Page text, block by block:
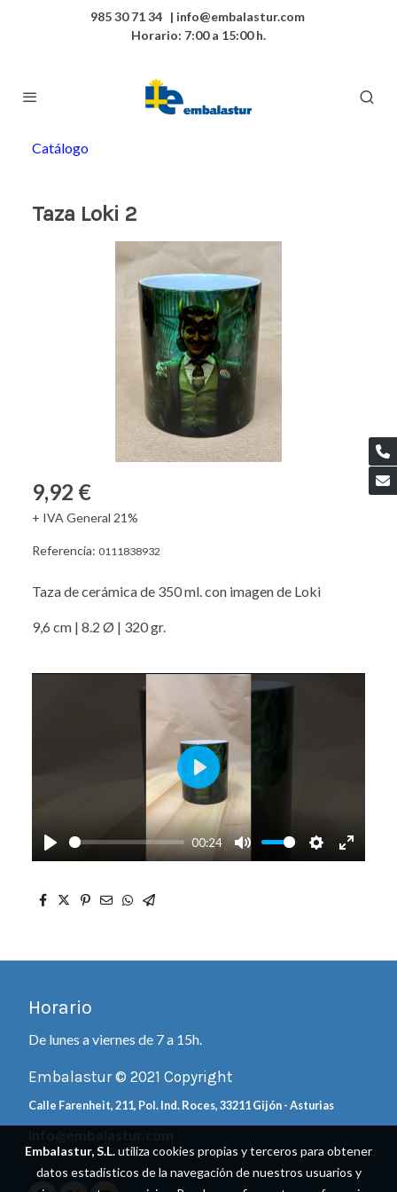
985 30 71 34 | info@embalastur.com
Horario: 7:00 a 15:00 h.
Catálogo
Taza Loki 2
9,92 €
+ IVA General 21%
Referencia: 0111838932
Taza de cerámica de 350 ml. con imagen de Loki
9,6 cm | 8.2 Ø | 320 gr.
Play
00:24
Mute Settings
Enter
Play
Horario
De lunes a viernes de 7 a 15h.
Embalastur © 2021 Copyright
Calle Farenheit, 211, Pol. Ind. Roces, 33211 Gijón - Asturias
Embalastur, S.L.utiliza cookies propias y terceros para obtener
datos estadísticos de la navegación de nuestros usuarios y